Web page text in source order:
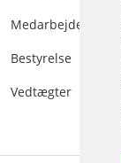
Medarbejdere
Bestyrelse
Vedtægter